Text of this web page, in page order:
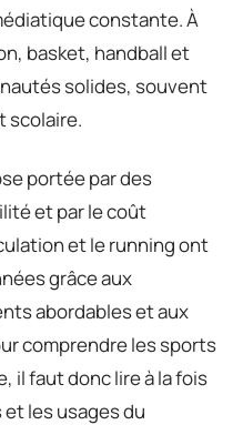
constante. À
basket, handball et
solides, souvent
scolaire.
portée par des
et par le coût
et le running ont
grâce aux
abordables et aux
comprendre les sports
il faut donc lire à la fois
les usages du